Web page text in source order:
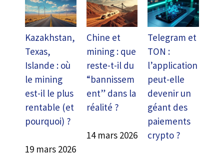
Kazakhstan,
Texas,
Islande : où
le mining
est-il le plus
rentable (et
pourquoi) ?
19 mars 2026
Chine et
mining : que
reste-t-il du
“bannissem
ent” dans la
réalité ?
14 mars 2026
Telegram et
TON :
l’application
peut-elle
devenir un
géant des
paiements
crypto ?